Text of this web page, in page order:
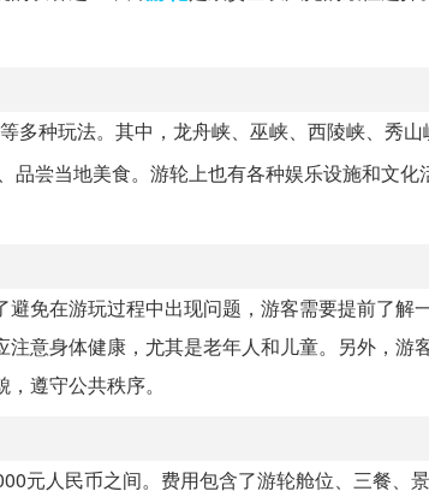
多种玩法。其中，龙舟峡、巫峡、西陵峡、秀
品尝当地美食。游轮上也有各种娱乐设施和文化
免在游玩过程中出现问题，游客需要提前了解
意身体健康，尤其是老年人和儿童。另外，游
遵守公共秩序。
元人民币之间。费用包含了游轮舱位、三餐、